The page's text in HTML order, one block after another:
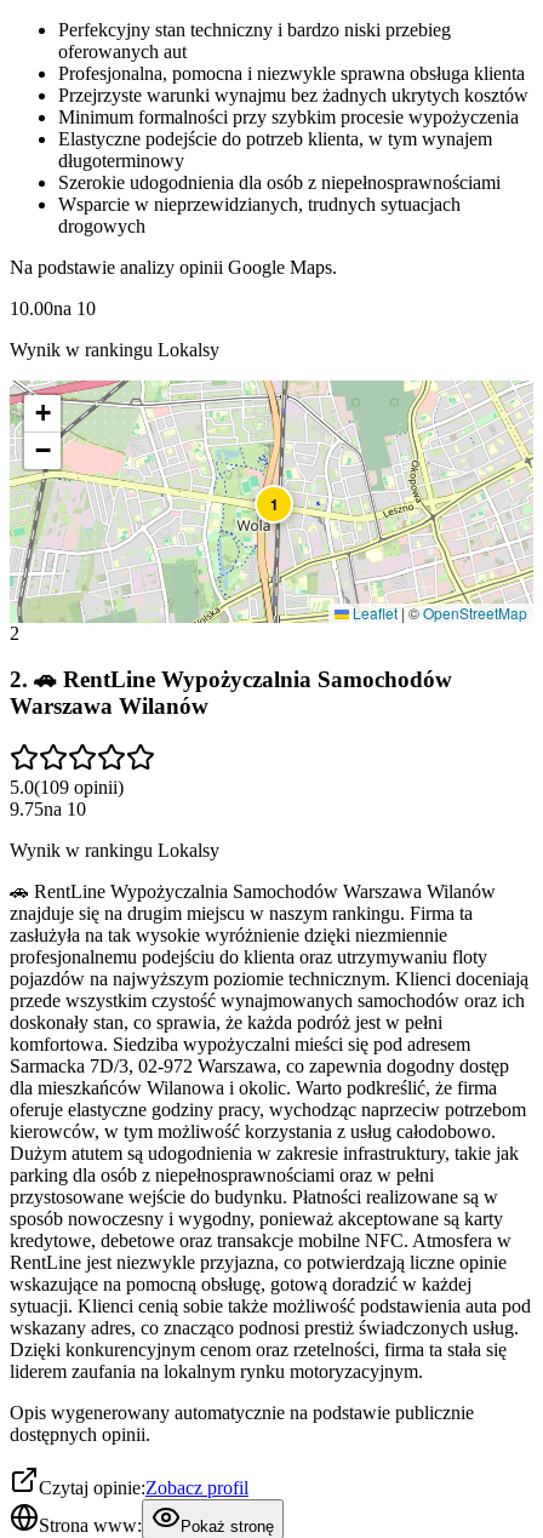
Perfekcyjny stan techniczny i bardzo niski przebieg
oferowanych aut
Profesjonalna, pomocna i niezwykle sprawna obsługa klienta
Przejrzyste warunki wynajmu bez żadnych ukrytych kosztów
Minimum formalności przy szybkim procesie wypożyczenia
Elastyczne podejście do potrzeb klienta, w tym wynajem
długoterminowy
Szerokie udogodnienia dla osób z niepełnosprawnościami
Wsparcie w nieprzewidzianych, trudnych sytuacjach
drogowych
Na podstawie analizy opinii Google Maps.
10.00na 10
Wynik w rankingu Lokalsy
1
+
−
Leaflet|©OpenStreetMap
2
2. 🚗 RentLine Wypożyczalnia Samochodów
Warszawa Wilanów
5.0(109 opinii)
9.75na 10
Wynik w rankingu Lokalsy
🚗 RentLine Wypożyczalnia Samochodów Warszawa Wilanów
znajduje się na drugim miejscu w naszym rankingu. Firma ta
zasłużyła na tak wysokie wyróżnienie dzięki niezmiennie
profesjonalnemu podejściu do klienta oraz utrzymywaniu floty
pojazdów na najwyższym poziomie technicznym. Klienci doceniają
przede wszystkim czystość wynajmowanych samochodów oraz ich
doskonały stan, co sprawia, że każda podróż jest w pełni
komfortowa. Siedziba wypożyczalni mieści się pod adresem
Sarmacka 7D/3, 02-972 Warszawa, co zapewnia dogodny dostęp
dla mieszkańców Wilanowa i okolic. Warto podkreślić, że firma
oferuje elastyczne godziny pracy, wychodząc naprzeciw potrzebom
kierowców, w tym możliwość korzystania z usług całodobowo.
Dużym atutem są udogodnienia w zakresie infrastruktury, takie jak
parking dla osób z niepełnosprawnościami oraz w pełni
przystosowane wejście do budynku. Płatności realizowane są w
sposób nowoczesny i wygodny, ponieważ akceptowane są karty
kredytowe, debetowe oraz transakcje mobilne NFC. Atmosfera w
RentLine jest niezwykle przyjazna, co potwierdzają liczne opinie
wskazujące na pomocną obsługę, gotową doradzić w każdej
sytuacji. Klienci cenią sobie także możliwość podstawienia auta pod
wskazany adres, co znacząco podnosi prestiż świadczonych usług.
Dzięki konkurencyjnym cenom oraz rzetelności, firma ta stała się
liderem zaufania na lokalnym rynku motoryzacyjnym.
Opis wygenerowany automatycznie na podstawie publicznie
dostępnych opinii.
Czytaj opinie:Zobacz profil
Strona www:
Pokaż stronę